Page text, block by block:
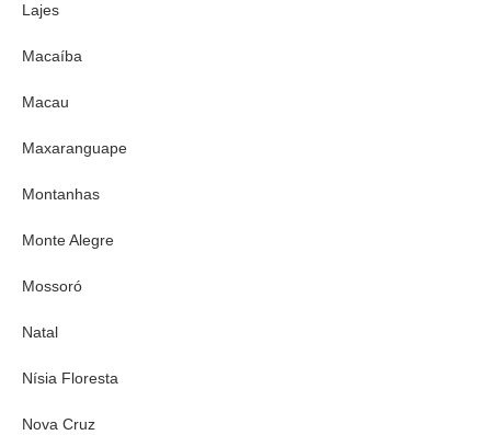
Lajes
Macaíba
Macau
Maxaranguape
Montanhas
Monte Alegre
Mossoró
Natal
Nísia Floresta
Nova Cruz